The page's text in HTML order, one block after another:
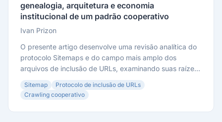
genealogia, arquitetura e economia
institucional de um padrão cooperativo
Ivan Prizon
O presente artigo desenvolve uma revisão analítica do
protocolo Sitemaps e do campo mais amplo dos
arquivos de inclusão de URLs, examinando suas raíze...
Sitemap
Protocolo de inclusão de URLs
Crawling cooperativo